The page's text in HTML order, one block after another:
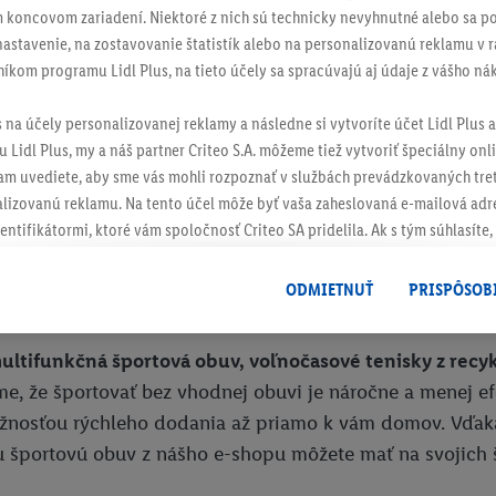
športová obuv, voľnočasové tenisky z
že športovať bez vhodnej obuvi je náročne a menej
rýchleho dodania až priamo k vám domov.
obuv z nášho e-shopu môžete mať na
zariadení. Niektoré z nich sú technicky nevyhnutné alebo sa
na zostavovanie štatistík alebo na personalizovanú reklamu v
programu Lidl Plus, na tieto účely sa spracúvajú aj údaje z vášho
účely personalizovanej reklamy a následne si vytvoríte účet Lidl Plus
Lidl Plus, my a náš partner Criteo S.A. môžeme tiež vytvoriť špeciálny
uvediete, aby sme vás mohli rozpoznať v službách prevádzkovaných
reklamu. Na tento účel môže byť vaša zaheslovaná e-mailová
ktoré vám spoločnosť Criteo SA pridelila. Ak s tým súhlasíte,
nie jeho zakúpením), sa môžu zobrazovať aj na rôznych zariadeniach a
možno priradiť niekoľko koncových zariadení alebo používanie
e-mailovej adresy a prípadne ďalších identifikátorov/
povoliť jednotlivé účely a nájsť ďalšie informácie o podmienkach
Odmietnuť " môžete povoliť iba používanie potrebných technológií.
na všetky vyššie uvedené účely. Ďalšie informácie vrátane
ODMIETNUŤ